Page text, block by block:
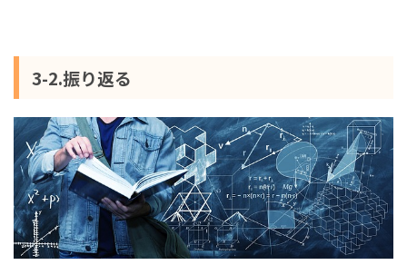
3-2.振り返る